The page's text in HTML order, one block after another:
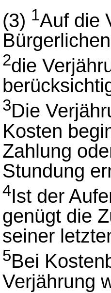
(3) 1Auf die
2die
3Die
Kosten
Zahlung
Stundung
4Ist der
genügt die
seiner
5Bei
Verjährung